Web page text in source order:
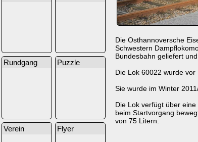
Rundgang Puzzle
Verein Flyer
Die Osthannoversche
Schwestern
Bundesbahn geliefert
Die Lok 60022 wurde
Sie wurde im Winter
Die Lok verfügt über
beim Startvorgang
von 75 Litern.